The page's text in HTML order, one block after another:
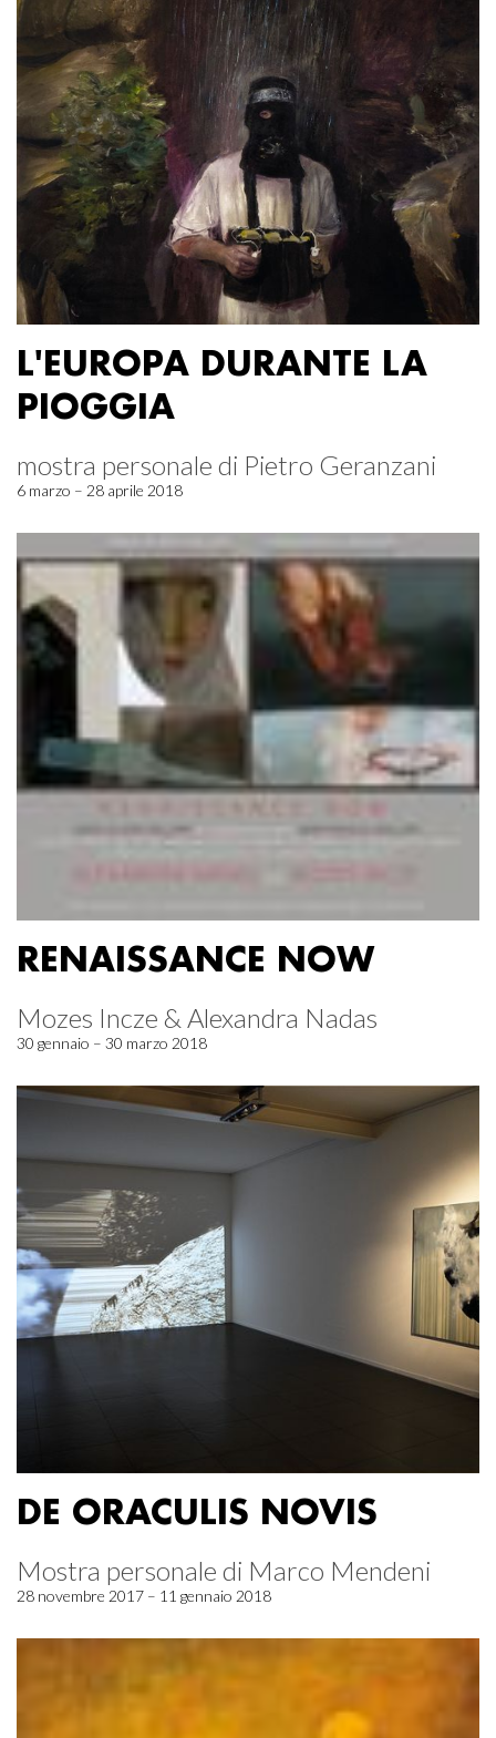
L'EUROPA DURANTE LA
PIOGGIA
mostra personale di Pietro Geranzani
6 marzo – 28 aprile 2018
RENAISSANCE NOW
Mozes Incze & Alexandra Nadas
30 gennaio – 30 marzo 2018
DE ORACULIS NOVIS
Mostra personale di Marco Mendeni
28 novembre 2017 – 11 gennaio 2018